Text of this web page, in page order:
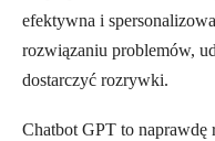
efektywna i
rozwiązaniu problemów,
dostarczyć rozrywki.
Chatbot GPT to naprawdę